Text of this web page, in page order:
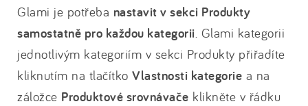
Glami je potřeba nastavit v sekci Produkty
samostatně pro každou kategorii . Glami kategorii
jednotlivým kategoriím v sekci Produkty přiřadíte
kliknutím na tlačítko Vlastnosti kategorie a na
záložce Produktové srovnávače klikněte v řádku